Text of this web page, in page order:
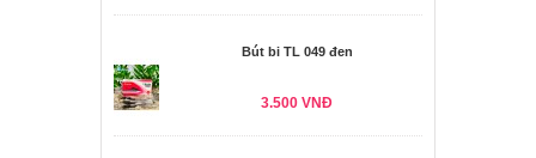
Bút bi TL 049 đen
3.500 VNĐ